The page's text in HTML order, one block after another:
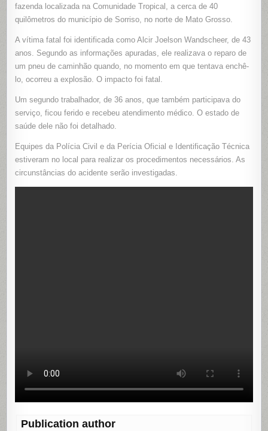
DE
CARRETA
EM
FAZENDA
fazenda localizada na Comunidade Tropical, a cerca de 40
quilômetros do município de Sorriso, no norte de Mato Grosso.
A vítima fatal foi identificada como Alcir Joelson Wandscheer, de 43
anos. Segundo as informações apuradas, ele realizava o reparo de
um pneu de caminhão quando, no momento em que tentava enchê-
lo, ocorreu a explosão. O impacto foi fatal.
Um segundo trabalhador, de 36 anos, que também participava do
serviço, ficou ferido e recebeu atendimento médico. O estado de
saúde dele não foi detalhado.
Equipes da Polícia Civil e da Perícia Oficial e Identificação Técnica
estiveram no local para realizar os procedimentos necessários. As
circunstâncias do acidente serão investigadas.
Publication author